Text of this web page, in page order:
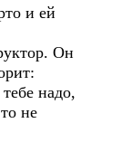
и ей
Он
надо,
не